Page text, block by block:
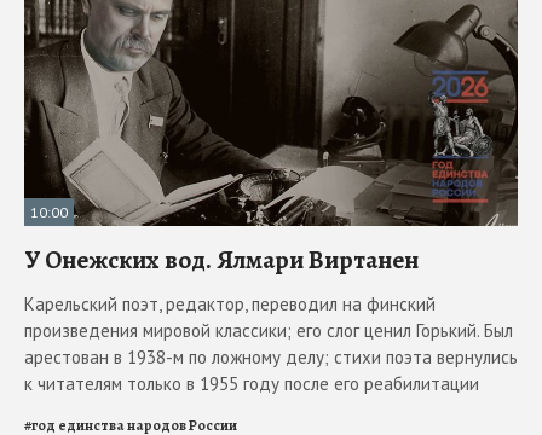
10:00
У Онежских вод. Ялмари Виртанен
Карельский поэт, редактор, переводил на финский
произведения мировой классики; его слог ценил Горький. Был
арестован в 1938-м по ложному делу; стихи поэта вернулись
к читателям только в 1955 году после его реабилитации
#год единства народов России